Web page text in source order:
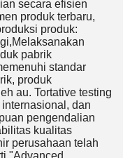
secara efisien
produk terbaru,
produk:
pabrik
standar
produk
au. Tortative testing
dan
pengendalian
kualitas
perusahaan telah
"Advanced